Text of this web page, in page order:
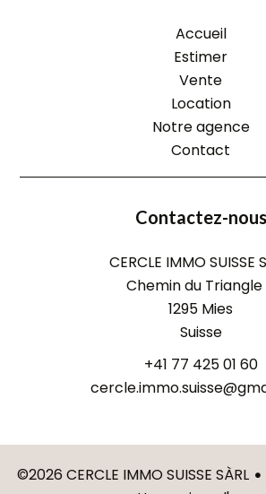
Accueil
Estimer
Vente
Location
Notre agence
Contact
Contactez-nous
CERCLE IMMO SUISSE
Chemin du Triangle
1295 Mies
Suisse
+41 77 425 01 60
©2026 CERCLE IMMO SUISSE SÀRL